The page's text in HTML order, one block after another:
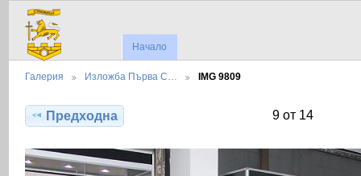
Начало
Галерия Изложба Първа С… IMG 9809
Предходна 9 от 14